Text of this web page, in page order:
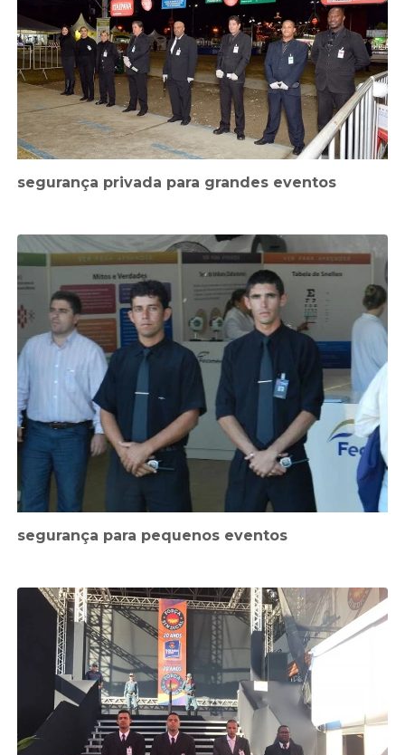
segurança privada para grandes eventos
segurança para pequenos eventos